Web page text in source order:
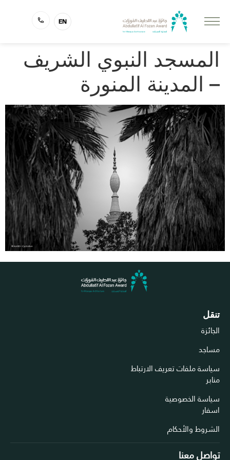
EN
المسجد النبوي الشريف
– المدينة المنورة
تنقل
الجائزة
مساجد
سياسة ملفات تعريف الارتباط
منابر
سياسة الخصوصية
اسفار
الشروط والأحكام
تواصل معنا